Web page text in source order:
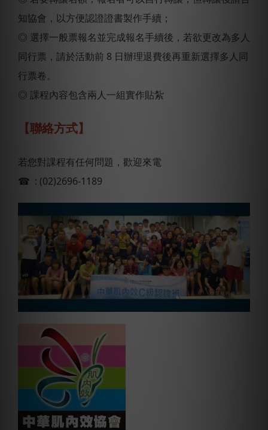
知協會，以方便認證證書製作手續；
◎ 選擇一般票報名並完成報名手續後，若欲更改為多人
同行票，請於活動前 8 日辦理退費後再重新選擇多人同
行票卷。
◎ 課程內容包含兩人一組實作貼紮
【聯絡方式】
若您對課程有任何問題，歡迎來電
☎ : (02)2696-1189